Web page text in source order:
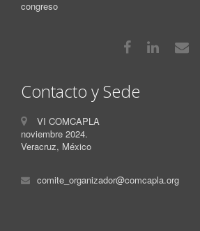
congreso
Contacto y Sede
VI COMCAPLA
noviembre 2024.
Veracruz, México
comite_organizador@comcapla.org